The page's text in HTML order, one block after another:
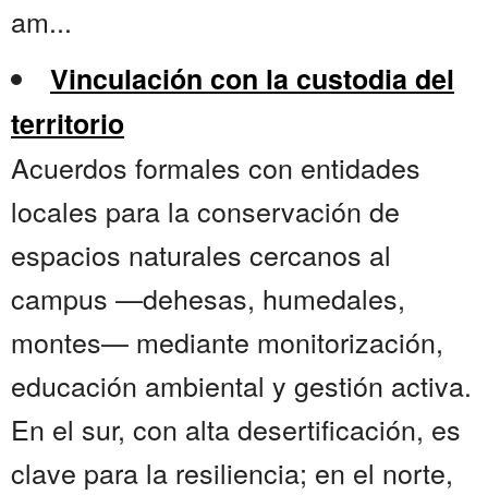
am...
Vinculación con la custodia del
territorio
Acuerdos formales con entidades
locales para la conservación de
espacios naturales cercanos al
campus —dehesas, humedales,
montes— mediante monitorización,
educación ambiental y gestión activa.
En el sur, con alta desertificación, es
clave para la resiliencia; en el norte,